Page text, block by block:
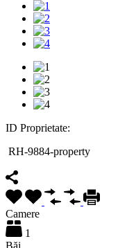
ID Proprietate:
RH-9884-property
Camere
1
Băi